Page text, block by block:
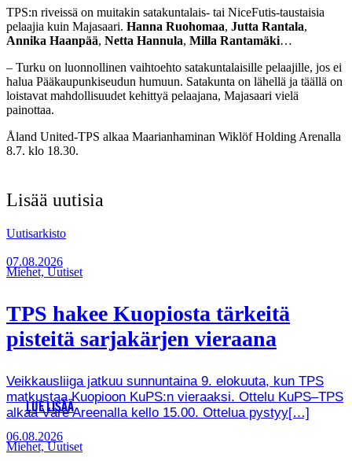
TPS:n riveissä on muitakin satakuntalais- tai NiceFutis-taustaisia
pelaajia kuin Majasaari. Hanna Ruohomaa, Jutta Rantala,
Annika Haanpää, Netta Hannula, Milla Rantamäki…
– Turku on luonnollinen vaihtoehto satakuntalaisille pelaajille, jos ei
halua Pääkaupunkiseudun humuun. Satakunta on lähellä ja täällä on
loistavat mahdollisuudet kehittyä pelaajana, Majasaari vielä
painottaa.
Åland United-TPS alkaa Maarianhaminan Wiklöf Holding Arenalla
8.7. klo 18.30.
Lisää uutisia
Uutisarkisto
07.08.2026
Miehet, Uutiset
TPS hakee Kuopiosta tärkeitä
pisteitä sarjakärjen vieraana
Veikkausliiga jatkuu sunnuntaina 9. elokuuta, kun TPS
matkustaa Kuopioon KuPS:n vieraaksi. Ottelu KuPS–TPS
alkaa Väre Areenalla kello 15.00. Ottelua pystyy[…]
LUE LISÄÄ
06.08.2026
Miehet, Uutiset